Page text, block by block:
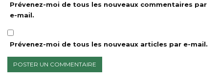
Prévenez-moi de tous les nouveaux commentaires par
e-mail.
Prévenez-moi de tous les nouveaux articles par e-mail.